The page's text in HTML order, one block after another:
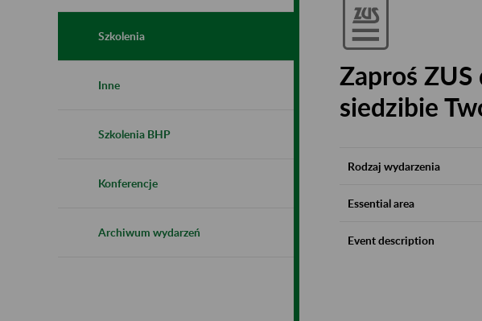
Szkolenia
Inne
Szkolenia BHP
Konferencje
Archiwum wydarzeń
Zaproś
siedzibie
Rodzaj wydarzenia
Essential area
Event description